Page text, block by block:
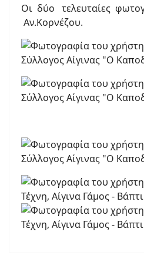
Οι δύο τελευταίες
Αν.Κορνέζου.